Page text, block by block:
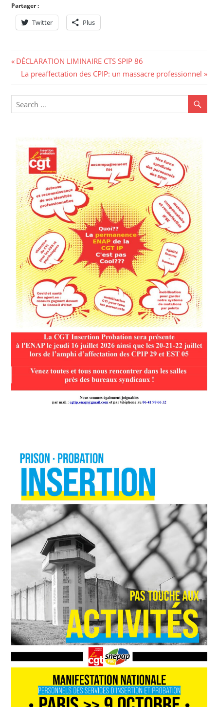
Partager :
Twitter Plus
Navigation
de
l’article
Previous
Post:
DÉCLARATION LIMINAIRE CTS SPIP 86
Next
Post:
La preaffectation des CPIP: un massacre professionnel